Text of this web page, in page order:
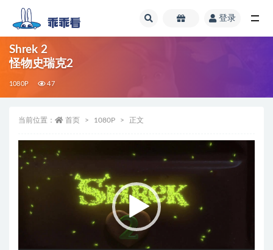
登录
Shrek 2
怪物史瑞克2
1080P 47
当前位置： 首页 1080P 正文
频